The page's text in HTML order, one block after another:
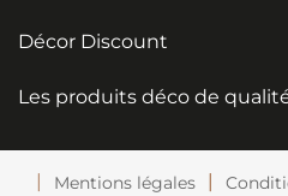
Décor Discount
Les produits déco de
Mentions légales